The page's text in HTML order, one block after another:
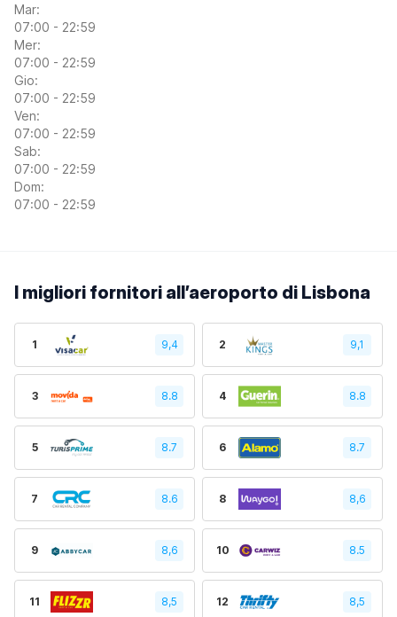
Mar:
07:00 - 22:59
Mer:
07:00 - 22:59
Gio:
07:00 - 22:59
Ven:
07:00 - 22:59
Sab:
07:00 - 22:59
Dom:
07:00 - 22:59
I migliori fornitori all’aeroporto di Lisbona
1 9,4 2 9,1
3 8.8 4 8.8
5 8.7 6 8.7
7 8.6 8 8,6
9 8,6 10 8.5
11 8,5 12 8,5